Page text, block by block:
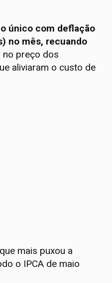
único com deflação
no mês, recuando
no preço dos
aliviaram o custo de
mais puxou a
o IPCA de maio